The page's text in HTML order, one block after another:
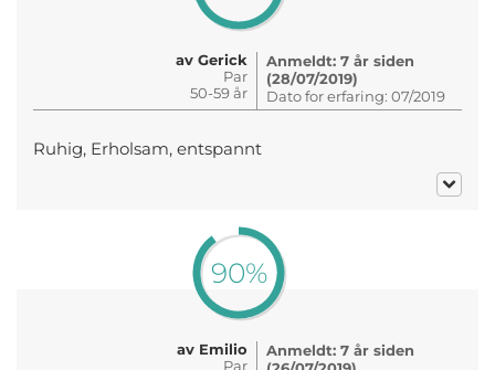
av Gerick
Par
50-59 år
Anmeldt: 7 år siden
(28/07/2019)
Dato for erfaring: 07/2019
Ruhig, Erholsam, entspannt
90%
av Emilio
Par
Anmeldt: 7 år siden